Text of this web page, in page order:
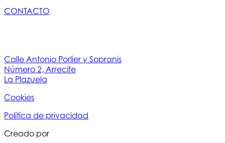
CONTACTO
Calle Antonio Porlier y Sopranis
Número 2, Arrecife
La Plazuela
Cookies
Política de privacidad
Creado por